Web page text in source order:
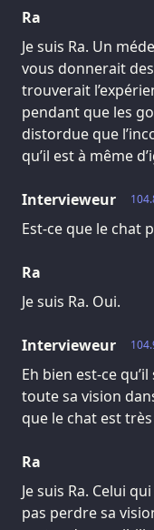
Ra
Je suis Ra. Un
vous donnerait
trouverait
pendant que les
distordue que
qu’il est à même
Intervieweur
Est-ce que le chat
Ra
Je suis Ra. Oui.
Intervieweur
Eh bien est-ce
toute sa vision
que le chat est
Ra
Je suis Ra. Celui
pas perdre sa